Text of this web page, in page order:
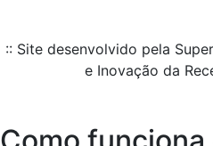
:: Site desenvolvido pela
e Inovação da